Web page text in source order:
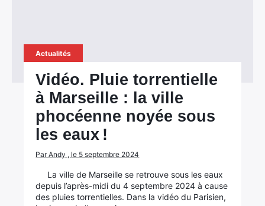
Actualités
Vidéo. Pluie torrentielle
à Marseille : la ville
phocéenne noyée sous
les eaux !
Par Andy , le 5 septembre 2024
La ville de Marseille se retrouve sous les eaux
depuis l’après-midi du 4 septembre 2024 à cause
des pluies torrentielles. Dans la vidéo du Parisien,